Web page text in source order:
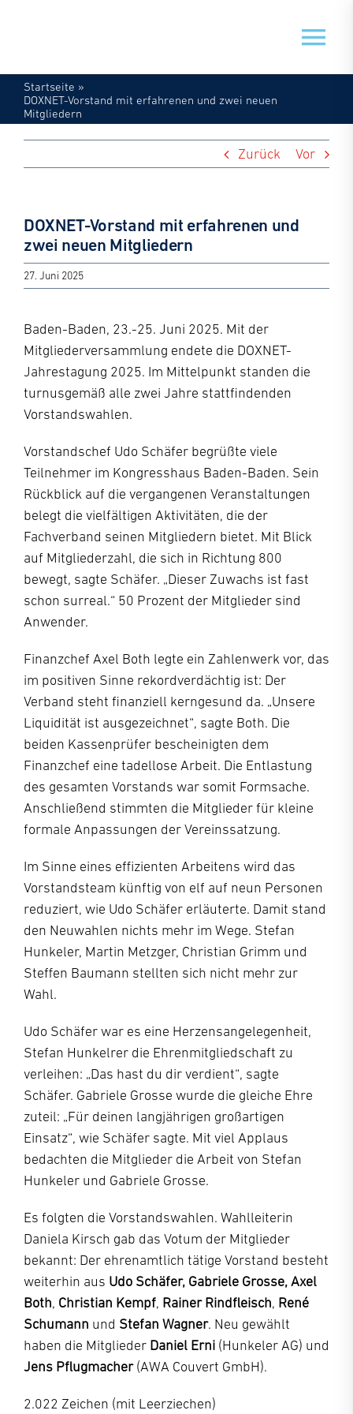
Veranstaltungen
Mein Doxnet
Startseite »
DOXNET-Vorstand mit erfahrenen und zwei neuen
Mitgliedern
Zurück Vor
DOXNET-Vorstand mit erfahrenen und
zwei neuen Mitgliedern
27. Juni 2025
Baden-Baden, 23.-25. Juni 2025. Mit der
Mitgliederversammlung endete die DOXNET-
Jahrestagung 2025. Im Mittelpunkt standen die
turnusgemäß alle zwei Jahre stattfindenden
Vorstandswahlen.
Vorstandschef Udo Schäfer begrüßte viele
Teilnehmer im Kongresshaus Baden-Baden. Sein
Rückblick auf die vergangenen Veranstaltungen
belegt die vielfältigen Aktivitäten, die der
Fachverband seinen Mitgliedern bietet. Mit Blick
auf Mitgliederzahl, die sich in Richtung 800
bewegt, sagte Schäfer. „Dieser Zuwachs ist fast
schon surreal.“ 50 Prozent der Mitglieder sind
Anwender.
Finanzchef Axel Both legte ein Zahlenwerk vor, das
im positiven Sinne rekordverdächtig ist: Der
Verband steht finanziell kerngesund da. „Unsere
Liquidität ist ausgezeichnet“, sagte Both. Die
beiden Kassenprüfer bescheinigten dem
Finanzchef eine tadellose Arbeit. Die Entlastung
des gesamten Vorstands war somit Formsache.
Anschließend stimmten die Mitglieder für kleine
formale Anpassungen der Vereinssatzung.
Im Sinne eines effizienten Arbeitens wird das
Vorstandsteam künftig von elf auf neun Personen
reduziert, wie Udo Schäfer erläuterte. Damit stand
den Neuwahlen nichts mehr im Wege. Stefan
Hunkeler, Martin Metzger, Christian Grimm und
Steffen Baumann stellten sich nicht mehr zur
Wahl.
Udo Schäfer war es eine Herzensangelegenheit,
Stefan Hunkelrer die Ehrenmitgliedschaft zu
verleihen: „Das hast du dir verdient“, sagte
Schäfer. Gabriele Grosse wurde die gleiche Ehre
zuteil: „Für deinen langjährigen großartigen
Einsatz“, wie Schäfer sagte. Mit viel Applaus
bedachten die Mitglieder die Arbeit von Stefan
Hunkeler und Gabriele Grosse.
Es folgten die Vorstandswahlen. Wahlleiterin
Daniela Kirsch gab das Votum der Mitglieder
bekannt: Der ehrenamtlich tätige Vorstand besteht
weiterhin aus Udo Schäfer, Gabriele Grosse, Axel
Both, Christian Kempf, Rainer Rindfleisch, René
Schumann und Stefan Wagner. Neu gewählt
haben die Mitglieder Daniel Erni (Hunkeler AG) und
Jens Pflugmacher(AWA Couvert GmbH).
2.022 Zeichen (mit Leerziechen)